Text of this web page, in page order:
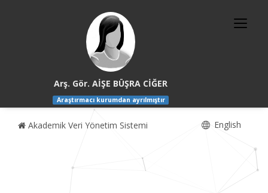
Arş. Gör. AİŞE BÜŞRA CİĞER
Araştırmacı kurumdan ayrılmıştır
Akademik Veri Yönetim Sistemi English